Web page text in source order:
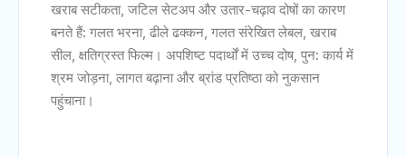
खराब सटीकता, जटिल सेटअप और उतार-चढ़ाव दोषों का कारण
बनते हैं: गलत भरना, ढीले ढक्कन, गलत संरेखित लेबल, खराब
सील, क्षतिग्रस्त फिल्म। अपशिष्ट पदार्थों में उच्च दोष, पुन: कार्य में
श्रम जोड़ना, लागत बढ़ाना और ब्रांड प्रतिष्ठा को नुकसान
पहुंचाना।